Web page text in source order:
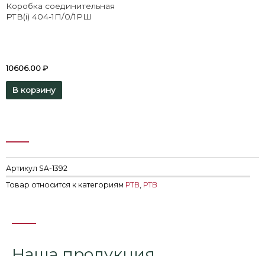
Коробка соединительная
РТВ(i) 404-1П/0/1РШ
10606.00 ₽
В корзину
Артикул SA-1392
Товар относится к категориям РТВ РТВ